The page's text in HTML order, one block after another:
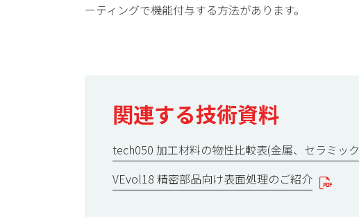
ーティングで機能付与する方法があります。
関連する技術資料
tech050 加工材料の物性比較表(金属、セラミック
VEvol18 精密部品向け表面処理のご紹介